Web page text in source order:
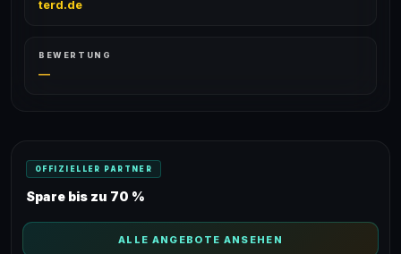
terd.de
BEWERTUNG
—
OFFIZIELLER PARTNER
Spare bis zu 70 %
ALLE ANGEBOTE ANSEHEN